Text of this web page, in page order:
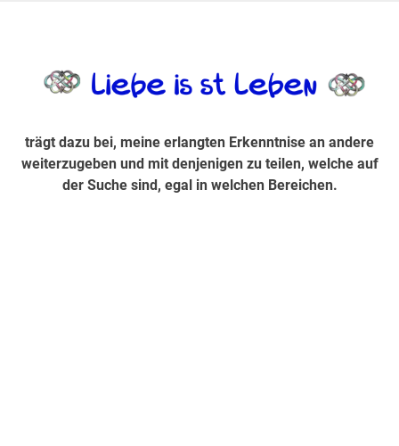
Suche sind, egal in welchen Bereichen.
trägt dazu bei, meine erlangten Erkenntnise an andere
weiterzugeben und mit denjenigen zu teilen, welche auf
der Suche sind, egal in welchen Bereichen.